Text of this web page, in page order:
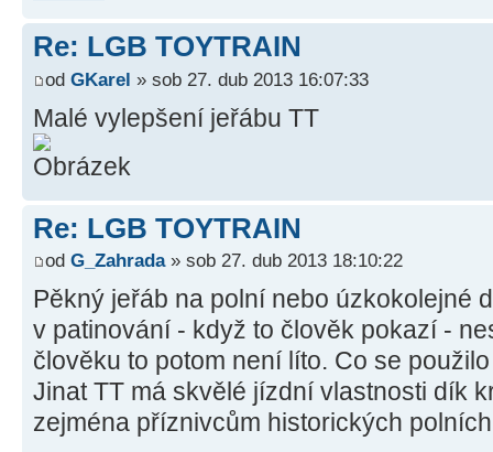
Re: LGB TOYTRAIN
od GKarel » sob 27. dub 2013 16:07:33
Malé vylepšení jeřábu TT
Re: LGB TOYTRAIN
od G_Zahrada» sob 27. dub 2013 18:10:22
Pěkný jeřáb na polní nebo úzkokolejné
v patinování - když to člověk pokazí -
člověku to potom není líto. Co se
Jinat TT má skvělé jízdní vlastnosti dík
zejména příznivcům historických